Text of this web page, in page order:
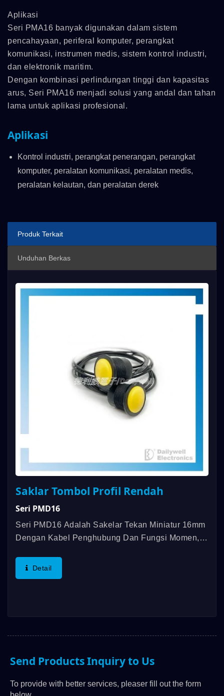
Aplikasi
Seri PMA16 banyak digunakan dalam sistem
pencahayaan, periferal komputer, perangkat
komunikasi, instrumen medis, sistem kontrol industri,
dan elektronik maritim.
Dengan kombinasi perlindungan tinggi dan kapasitas
arus, Seri PMA16 menjadi solusi yang andal dan tahan
lama untuk aplikasi profesional.
Aplikasi
Kontrol industri, perangkat penerangan, perangkat
komputer, peralatan komunikasi, peralatan medis,
peralatan kelautan, dan peralatan derek
Produk Terkait
Unduhan Berkas
Saklar Tombol Profil Rendah
Seri PMD16
Seri PMD16 Adalah Sakelar Tekan Miniatur 16mm
Dengan Kabel Penghubung Dan Fungsi Momen,
Hanya Terlihat Sekitar 4mm, Umur Mekaniknya
Mencapai 1.000.000 Kali,...
Detail